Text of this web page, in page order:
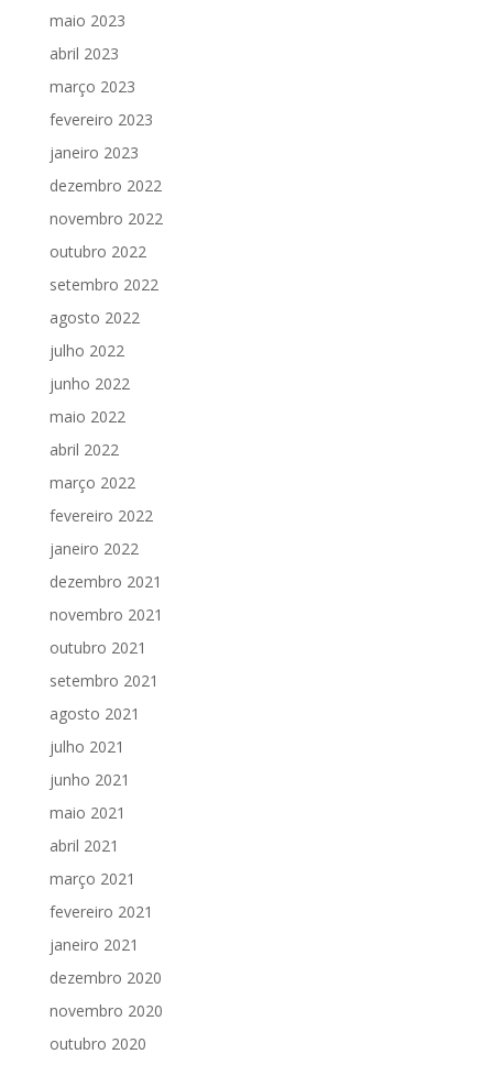
maio 2023
abril 2023
março 2023
fevereiro 2023
janeiro 2023
dezembro 2022
novembro 2022
outubro 2022
setembro 2022
agosto 2022
julho 2022
junho 2022
maio 2022
abril 2022
março 2022
fevereiro 2022
janeiro 2022
dezembro 2021
novembro 2021
outubro 2021
setembro 2021
agosto 2021
julho 2021
junho 2021
maio 2021
abril 2021
março 2021
fevereiro 2021
janeiro 2021
dezembro 2020
novembro 2020
outubro 2020